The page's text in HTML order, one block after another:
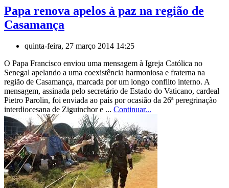
Papa renova apelos à paz na região de
Casamança
quinta-feira, 27 março 2014 14:25
O Papa Francisco enviou uma mensagem à Igreja Católica no
Senegal apelando a uma coexistência harmoniosa e fraterna na
região de Casamança, marcada por um longo conflito interno. A
mensagem, assinada pelo secretário de Estado do Vaticano, cardeal
Pietro Parolin, foi enviada ao país por ocasião da 26ª peregrinação
interdiocesana de Ziguinchor e ... Continuar...